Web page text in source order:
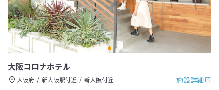
大阪コロナホテル
施設詳細
大阪府 新大阪駅付近
新大阪付近